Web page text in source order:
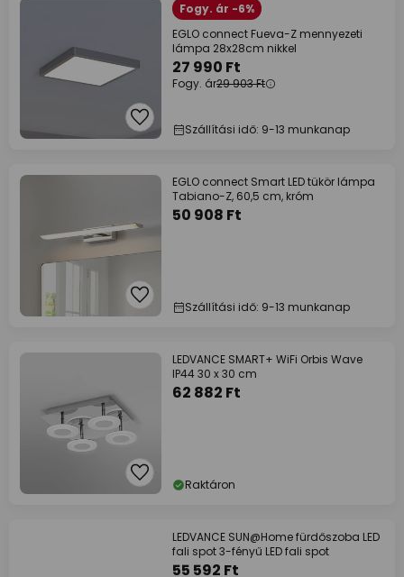
Fogy. ár -6%
EGLO connect Fueva-Z mennyezeti
lámpa 28x28cm nikkel
27 990 Ft
Fogy. ár29 903 Ft
Szállítási idő: 9-13 munkanap
EGLO connect Smart LED tükör lámpa
Tabiano-Z, 60,5 cm, króm
50 908 Ft
Szállítási idő: 9-13 munkanap
LEDVANCE SMART+ WiFi Orbis Wave
IP44 30 x 30 cm
62 882 Ft
Raktáron
LEDVANCE SUN@Home fürdőszoba LED
fali spot 3-fényű LED fali spot
55 592 Ft